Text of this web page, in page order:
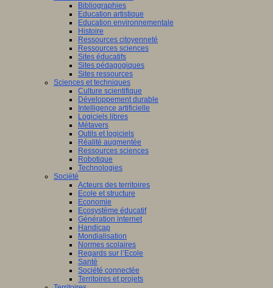
Bibliographies
Education artistique
Education environnementale
Histoire
Ressources citoyenneté
Ressources sciences
Sites éducatifs
Sites pédagogiques
Sites ressources
Sciences et techniques
Culture scientifique
Développement durable
Intelligence artificielle
Logiciels libres
Métavers
Outils et logiciels
Réalité augmentée
Ressources sciences
Robotique
Technologies
Société
Acteurs des territoires
Ecole et structure
Economie
Ecosystème éducatif
Génération internet
Handicap
Mondialisation
Normes scolaires
Regards sur l’Ecole
Santé
Société connectée
Territoires et projets